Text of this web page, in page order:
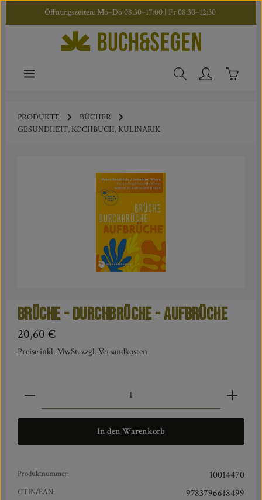
Zum Hauptinhalt springen
Öffnungszeiten: Mo–Do 08:30–17:00 | Fr 08:30–12:30
PRODUKTE
BÜCHER
GESUNDHEIT, KOCHBUCH, KULINARIK
Brüche - Durchbrüche - Aufbrüche
Regulärer Preis:
20,60 €
Preise inkl. MwSt. zzgl. Versandkosten
Produkt Anzahl: Gib den gewünschten Wert ein oder
In den Warenkorb
Produktnummer: 10014470
GTIN/EAN:
9783796618499